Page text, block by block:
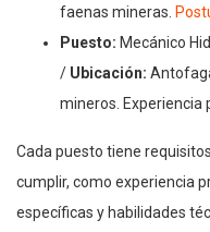
faenas mineras.
Puesto: Mecánico
/ Ubicación:
mineros. Experiencia
Cada puesto tiene
cumplir, como experiencia
específicas y habilidades